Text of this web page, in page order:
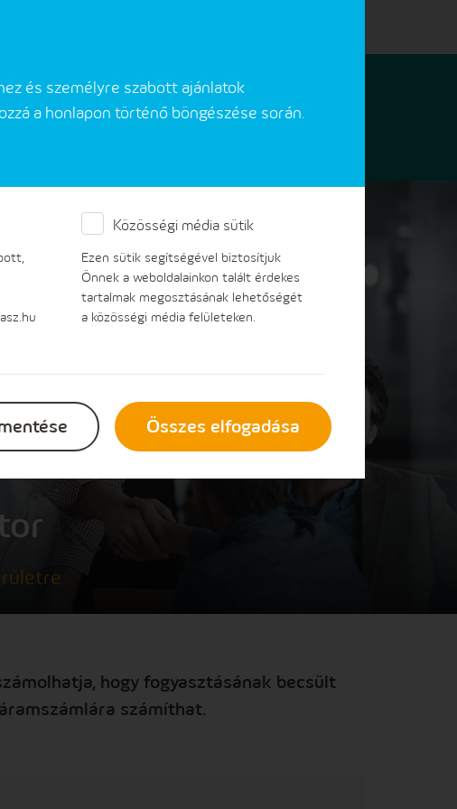
hogy fogyasztásának becsült
számíthat.
és személyre szabott ajánlatok
a honlapon történő böngészése során.
Közösségi média sütik
Ezen sütik segítségével biztosítjuk
Önnek a weboldalainkon talált érdekes
tartalmak megosztásának lehetőségét
a közösségi média felületeken.
Összes elfogadása